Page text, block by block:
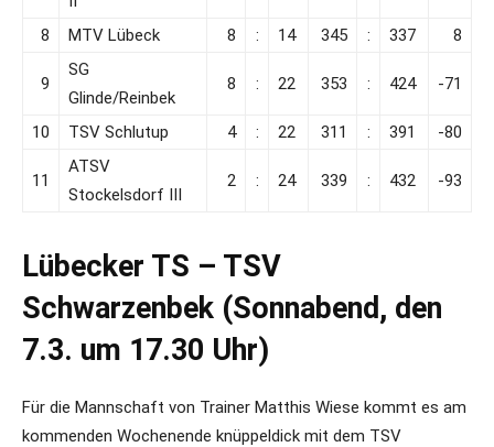
8
MTV Lübeck 8 : 14 345 : 337 8
9
SG
Glinde/Reinbek
8 : 22 353 : 424 -71
10 TSV Schlutup 4 : 22 311 : 391 -80
11
ATSV
Stockelsdorf III
2 : 24 339 : 432 -93
Lübecker TS – TSV
Schwarzenbek (Sonnabend, den
7.3. um 17.30 Uhr)
Für die Mannschaft von Trainer Matthis Wiese kommt es am
kommenden Wochenende knüppeldick mit dem TSV